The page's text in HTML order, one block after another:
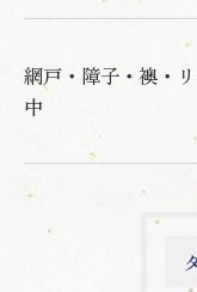
網戸・障子・襖・
中